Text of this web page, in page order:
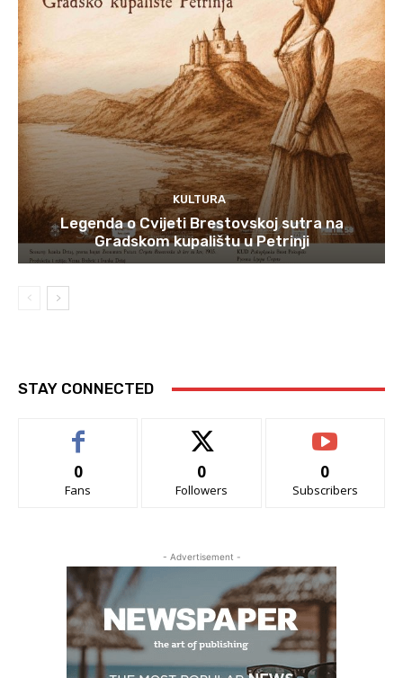
KULTURA
Legenda o Cvijeti Brestovskoj sutra na
Gradskom kupalištu u Petrinji
STAY CONNECTED
0
Fans
0
Followers
0
Subscribers
- Advertisement -